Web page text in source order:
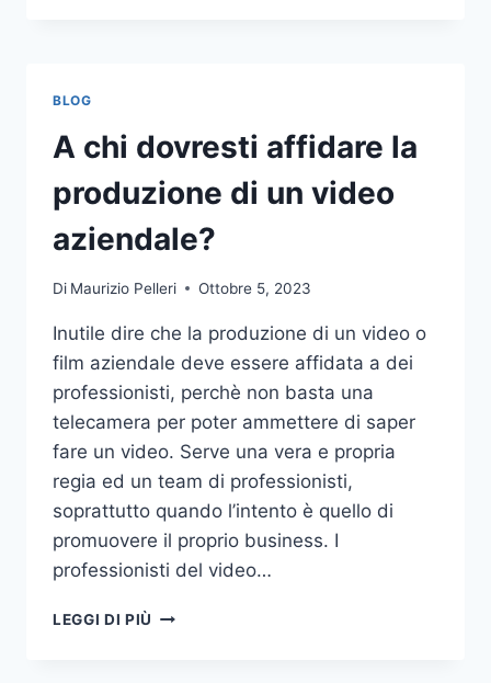
NELLE
SCOMMESSE
SPORTIVE
ONLINE
BLOG
A chi dovresti affidare la
produzione di un video
aziendale?
Di Maurizio Pelleri Ottobre 5, 2023
Inutile dire che la produzione di un video o
film aziendale deve essere affidata a dei
professionisti, perchè non basta una
telecamera per poter ammettere di saper
fare un video. Serve una vera e propria
regia ed un team di professionisti,
soprattutto quando l’intento è quello di
promuovere il proprio business. I
professionisti del video…
LEGGI DI PIÙ